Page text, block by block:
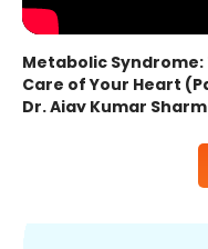
Metabolic Syndrome:
Care of Your Heart
Dr. Ajay Kumar